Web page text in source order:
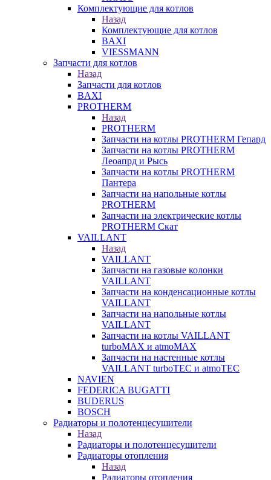
Комплектующие для котлов
Назад
Комплектующие для котлов
BAXI
VIESSMANN
Запчасти для котлов
Назад
Запчасти для котлов
BAXI
PROTHERM
Назад
PROTHERM
Запчасти на котлы PROTHERM Гепард
Запчасти на котлы PROTHERM
Леоапрд и Рысь
Запчасти на котлы PROTHERM
Пантера
Запчасти на напольные котлы
PROTHERM
Запчасти на электрические котлы
PROTHERM Скат
VAILLANT
Назад
VAILLANT
Запчасти на газовые колонки
VAILLANT
Запчасти на конденсационные котлы
VAILLANT
Запчасти на напольные котлы
VAILLANT
Запчасти на котлы VAILLANT
turboMAX и atmoMAX
Запчасти на настенные котлы
VAILLANT turboTEC и atmoTEC
NAVIEN
FEDERICA BUGATTI
BUDERUS
BOSCH
Радиаторы и полотенцесушители
Назад
Радиаторы и полотенцесушители
Радиаторы отопления
Назад
Радиаторы отопления